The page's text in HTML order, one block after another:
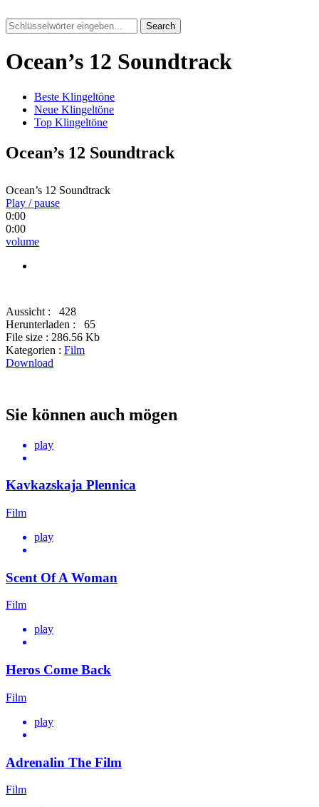
Search
Ocean’s 12 Soundtrack
Beste Klingeltöne
Neue Klingeltöne
Top Klingeltöne
Ocean’s 12 Soundtrack
Ocean’s 12 Soundtrack
Play / pause
0:00
0:00
volume
Aussicht :
428
Herunterladen :
65
File size : 286.56 Kb
Kategorien : Film
Download
Sie können auch mögen
play
Kavkazskaja Plennica
Film
play
Scent Of A Woman
Film
play
Heros Come Back
Film
play
Adrenalin The Film
Film